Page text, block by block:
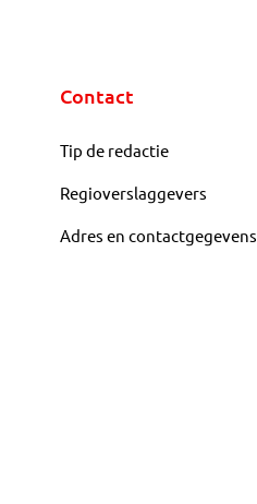
Contact
Tip de redactie
Regioverslaggevers
Adres en contactgegevens